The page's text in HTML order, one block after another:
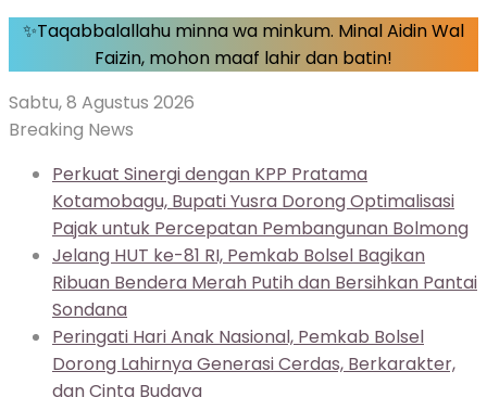
✨Taqabbalallahu minna wa minkum. Minal Aidin Wal
Faizin, mohon maaf lahir dan batin!
Sabtu, 8 Agustus 2026
Breaking News
Perkuat Sinergi dengan KPP Pratama
Kotamobagu, Bupati Yusra Dorong Optimalisasi
Pajak untuk Percepatan Pembangunan Bolmong
Jelang HUT ke-81 RI, Pemkab Bolsel Bagikan
Ribuan Bendera Merah Putih dan Bersihkan Pantai
Sondana
Peringati Hari Anak Nasional, Pemkab Bolsel
Dorong Lahirnya Generasi Cerdas, Berkarakter,
dan Cinta Budaya